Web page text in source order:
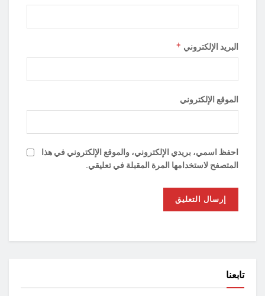
البريد الإلكتروني *
الموقع الإلكتروني
احفظ اسمي، بريدي الإلكتروني، والموقع الإلكتروني في هذا
المتصفح لاستخدامها المرة المقبلة في تعليقي.
تابعنا